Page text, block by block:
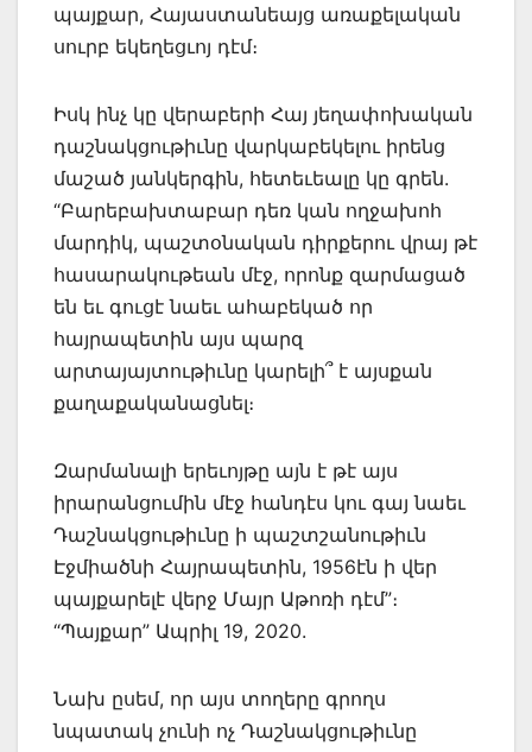
պայքար, Հայաստանեայց առաքելական
սուրբ եկեղեցւոյ դէմ։
Իսկ ինչ կը վերաբերի Հայ յեղափոխական
դաշնակցութիւնը վարկաբեկելու իրենց
մաշած յանկերգին, հետեւեալը կը գրեն.
“Բարեբախտաբար դեռ կան ողջախոհ
մարդիկ, պաշտօնական դիրքերու վրայ թէ
հասարակութեան մէջ, որոնք զարմացած
են եւ գուցէ նաեւ ահաբեկած որ
հայրապետին այս պարզ
արտայայտութիւնը կարելի՞ է այսքան
քաղաքականացնել։
Զարմանալի երեւոյթը այն է թէ այս
իրարանցումին մէջ հանդէս կու գայ նաեւ
Դաշնակցութիւնը ի պաշտշանութիւն
Էջմիածնի Հայրապետին, 1956էն ի վեր
պայքարելէ վերջ Մայր Աթոռի դէմ”։
“Պայքար” Ապրիլ 19, 2020.
Նախ ըսեմ, որ այս տողերը գրողս
նպատակ չունի ոչ Դաշնակցութիւնը